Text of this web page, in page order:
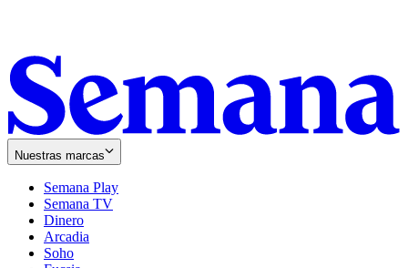
Nuestras marcas
Semana Play
Semana TV
Dinero
Arcadia
Soho